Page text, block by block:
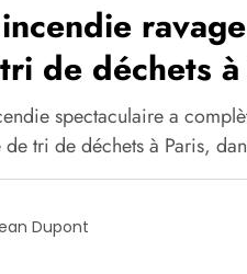
de déchets
la zone
spectaculaire a
de tri de déchets à Paris,
Dupont